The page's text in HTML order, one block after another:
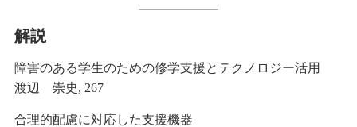
解説
障害のある学生のための修学支援とテクノロジー活用
渡辺 崇史, 267
合理的配慮に対応した支援機器